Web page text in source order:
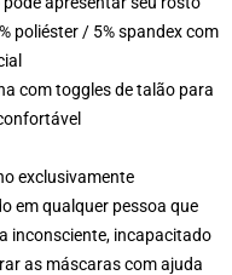
poliéster / 5% spandex com
com toggles de talão para
exclusivamente
em qualquer pessoa que
inconsciente, incapacitado
as máscaras com ajuda